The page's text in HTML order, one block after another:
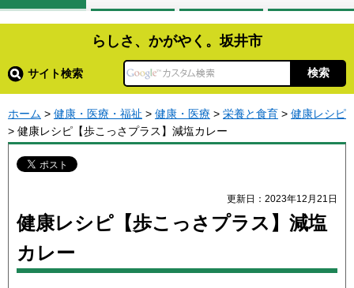
らしさ、かがやく。坂井市
サイト検索
ホーム > 健康・医療・福祉 > 健康・医療 > 栄養と食育 > 健康レシピ
> 健康レシピ【歩こっさプラス】減塩カレー
更新日：2023年12月21日
健康レシピ【歩こっさプラス】減塩
カレー